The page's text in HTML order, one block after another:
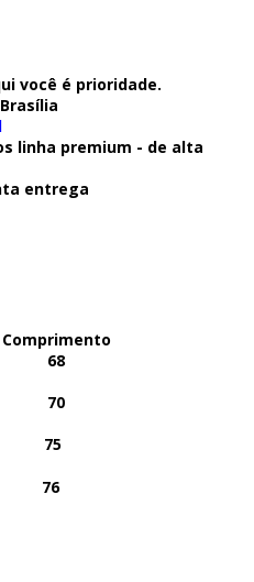
você é prioridade.
linha premium - de alta
entrega